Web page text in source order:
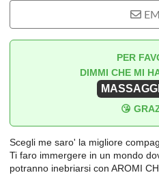
PER
DIMMI CHE MI
😘
Scegli me saro' la migliore
Ti faro immergere in un mondo
potranno inebriarsi con AROMI